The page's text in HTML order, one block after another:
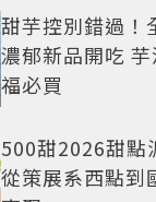
甜芋控別錯過！
濃郁新品開吃
福必買
500甜2026甜點
從策展系西點到